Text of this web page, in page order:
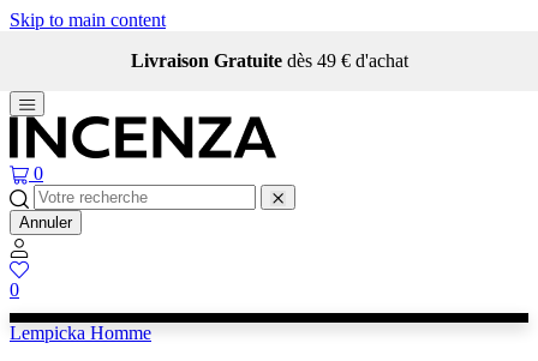
Skip to main content
Livraison Gratuite dès 49 € d'achat
0
Annuler
0
Lempicka Homme